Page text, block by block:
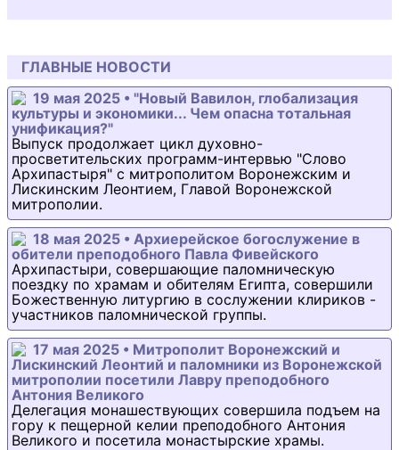
ГЛАВНЫЕ НОВОСТИ
19 мая 2025 • "Новый Вавилон, глобализация
культуры и экономики... Чем опасна тотальная
унификация?"
Выпуск продолжает цикл духовно-
просветительских программ-интервью "Слово
Архипастыря" с митрополитом Воронежским и
Лискинским Леонтием, Главой Воронежской
митрополии.
18 мая 2025 • Архиерейское богослужение в
обители преподобного Павла Фивейского
Архипастыри, совершающие паломническую
поездку по храмам и обителям Египта, совершили
Божественную литургию в сослужении клириков -
участников паломнической группы.
17 мая 2025 • Митрополит Воронежский и
Лискинский Леонтий и паломники из Воронежской
митрополии посетили Лавру преподобного
Антония Великого
Делегация монашествующих совершила подъем на
гору к пещерной келии преподобного Антония
Великого и посетила монастырские храмы.